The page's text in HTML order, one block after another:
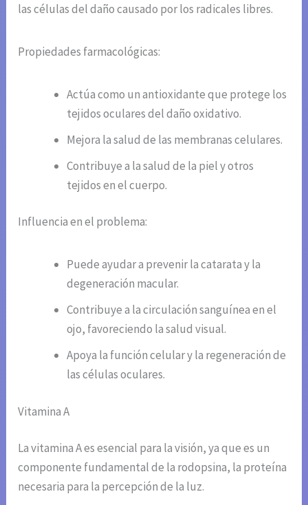
las células del daño causado por los radicales libres.
Propiedades farmacológicas:
Actúa como un antioxidante que protege los
tejidos oculares del daño oxidativo.
Mejora la salud de las membranas celulares.
Contribuye a la salud de la piel y otros
tejidos en el cuerpo.
Influencia en el problema:
Puede ayudar a prevenir la catarata y la
degeneración macular.
Contribuye a la circulación sanguínea en el
ojo, favoreciendo la salud visual.
Apoya la función celular y la regeneración de
las células oculares.
Vitamina A
La vitamina A es esencial para la visión, ya que es un
componente fundamental de la rodopsina, la proteína
necesaria para la percepción de la luz.